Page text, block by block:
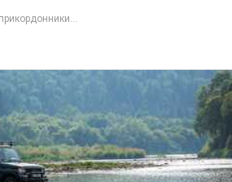
полігони: як
вирішують за кордоном
приклад із країн Європи
аномальної